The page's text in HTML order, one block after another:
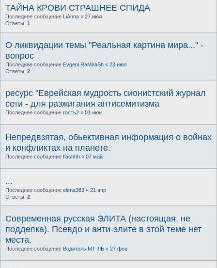
ТАЙНА КРОВИ СТРАШНЕЕ СПИДА
Последнее сообщение LiAnna « 27 июл
Ответы: 1
О ликвидации темы "Реальная картина мира..." -
вопрос
Последнее сообщение Evgeni RaMiraSh « 23 июл
Ответы: 2
ресурс "Еврейская мудрость сионистский журнал
сети - для разжигания антисемитизма
Последнее сообщение гость2 « 01 июн
Непредвзятая, обьективная информация о войнах
и конфликтах на планете.
Последнее сообщение flashhh « 07 май
...
Последнее сообщение elena383 « 21 апр
Ответы: 2
Современная русская ЭЛИТА (настоящая, не
подделка). Псевдо и анти-элите в этой теме нет
места.
Последнее сообщение Водитель МТ-ЛБ « 27 фев